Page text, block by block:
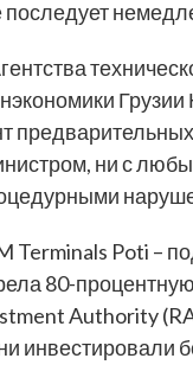
последует
ни с
Poti –
80-
Authority
инвестировали